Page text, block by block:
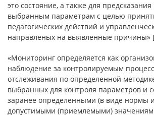
это состояние, а также для
выбранным параметрам с целью
педагогических действий и
направленых на выявленные причины»
«Мониторинг определяется как
наблюдение за контролируемым
отслеживания по определенной
выбранных для контроля параметров и
заранее определенными (в виде нормы
допустимыми (приемлемыми)